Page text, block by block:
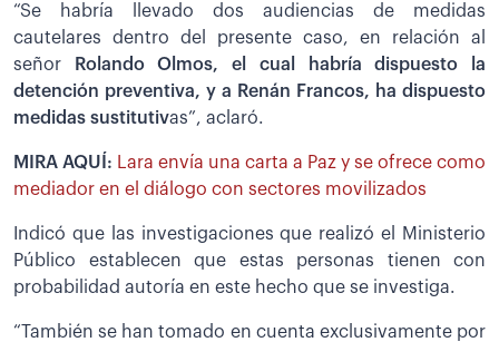
“Se habría llevado dos audiencias de medidas
cautelares dentro del presente caso, en relación al
señor
Rolando Olmos, el cual habría dispuesto la
detención preventiva, y a Renán Francos, ha dispuesto
medidas sustitutivas”, aclaró.
MIRA AQUÍ: Lara envía una carta a Paz y se ofrece como
mediador en el diálogo con sectores movilizados
Indicó que las investigaciones que realizó el Ministerio
Público establecen que estas personas tienen con
probabilidad autoría en este hecho que se investiga.
“También se han tomado en cuenta exclusivamente por